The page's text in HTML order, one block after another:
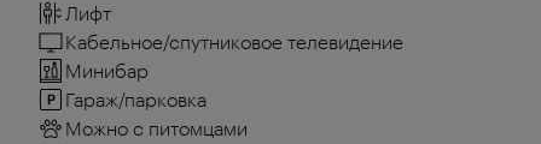
Лифт
Кабельное/спутниковое телевидение
Минибар
Гараж/парковка
Можно с питомцами